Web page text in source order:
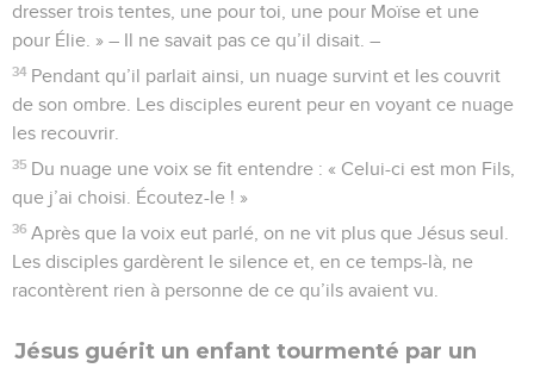
dresser trois tentes, une pour toi, une pour Moïse et une
pour Élie. » – Il ne savait pas ce qu’il disait. –
34 Pendant qu’il parlait ainsi, un nuage survint et les couvrit
de son ombre. Les disciples eurent peur en voyant ce nuage
les recouvrir.
35 Du nuage une voix se fit entendre : « Celui-ci est mon Fils,
que j’ai choisi. Écoutez-le ! »
36 Après que la voix eut parlé, on ne vit plus que Jésus seul.
Les disciples gardèrent le silence et, en ce temps-là, ne
racontèrent rien à personne de ce qu’ils avaient vu.
Jésus guérit un enfant tourmenté par un